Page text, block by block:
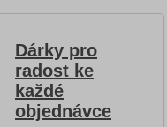
Dárky pro
radost ke
každé
objednávce